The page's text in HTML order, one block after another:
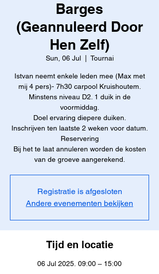
Barges
(Geannuleerd Door
Hen Zelf)
Sun, 06 Jul
  |
Tournai
Istvan neemt enkele leden mee (Max met
mij 4 pers)- 7h30 carpool Kruishoutem.
Minstens niveau D2. 1 duik in de
voormiddag.
Doel ervaring diepere duiken.
Inschrijven ten laatste 2 weken voor datum.
Reservering
Bij het te laat annuleren worden de kosten
van de groeve aangerekend.
Registratie is afgesloten
Andere evenementen bekijken
Tijd en locatie
06 Jul 2025, 09:00 – 15:00